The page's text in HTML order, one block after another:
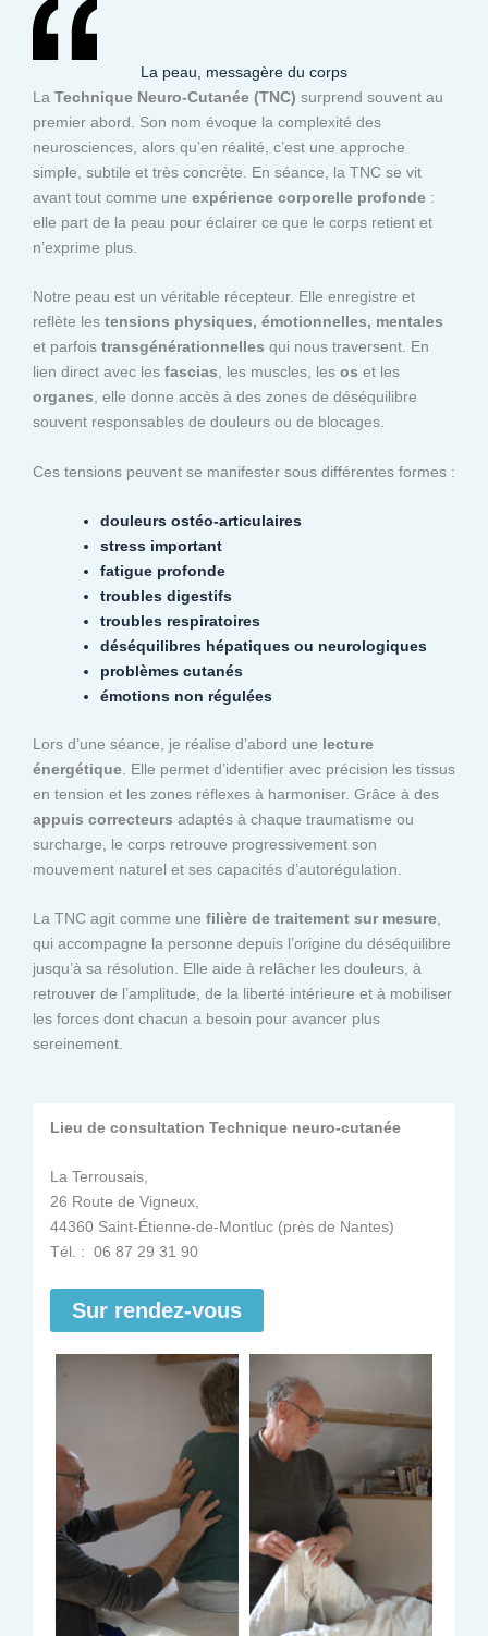
La peau, messagère du corps
La Technique Neuro-Cutanée (TNC) surprend souvent au
premier abord. Son nom évoque la complexité des
neurosciences, alors qu’en réalité, c’est une approche
simple, subtile et très concrète. En séance, la TNC se vit
avant tout comme une expérience corporelle profonde :
elle part de la peau pour éclairer ce que le corps retient et
n’exprime plus.
Notre peau est un véritable récepteur. Elle enregistre et
reflète les tensions physiques, émotionnelles, mentales
et parfois transgénérationnelles qui nous traversent. En
lien direct avec les fascias, les muscles, les os et les
organes, elle donne accès à des zones de déséquilibre
souvent responsables de douleurs ou de blocages.
Ces tensions peuvent se manifester sous différentes formes :
douleurs ostéo-articulaires
stress important
fatigue profonde
troubles digestifs
troubles respiratoires
déséquilibres hépatiques ou neurologiques
problèmes cutanés
émotions non régulées
Lors d’une séance, je réalise d’abord une lecture
énergétique . Elle permet d’identifier avec précision les tissus
en tension et les zones réflexes à harmoniser. Grâce à des
appuis correcteurs adaptés à chaque traumatisme ou
surcharge, le corps retrouve progressivement son
mouvement naturel et ses capacités d’autorégulation.
La TNC agit comme une filière de traitement sur mesure,
qui accompagne la personne depuis l’origine du déséquilibre
jusqu’à sa résolution. Elle aide à relâcher les douleurs, à
retrouver de l’amplitude, de la liberté intérieure et à mobiliser
les forces dont chacun a besoin pour avancer plus
sereinement.
Lieu de consultation Technique neuro-cutanée
La Terrousais,
26 Route de Vigneux,
44360 Saint-Étienne-de-Montluc (près de Nantes)
Tél. : 06 87 29 31 90
Sur rendez-vous